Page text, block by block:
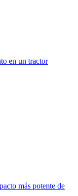
en un tractor
más potente de